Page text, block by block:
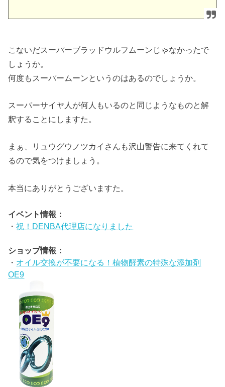
こないだスーパーブラッドウルフムーンじゃなかったで
しょうか。
何度もスーパームーンというのはあるのでしょうか。
スーパーサイヤ人が何人もいるのと同じようなものと解
釈することにしますた。
まぁ、リュウグウノツカイさんも沢山警告に来てくれて
るので気をつけましょう。
本当にありがとうございますた。
イベント情報：
・祝！DENBA代理店になりました
ショップ情報：
・ オイル交換が不要になる！植物酵素の特殊な添加剤
OE9